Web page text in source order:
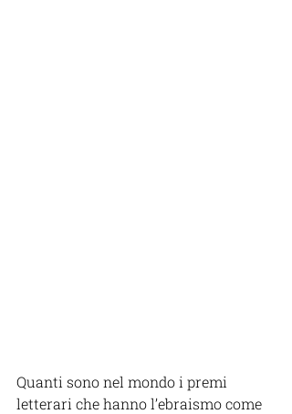
Quanti sono nel mondo i premi
letterari che hanno l’ebraismo come